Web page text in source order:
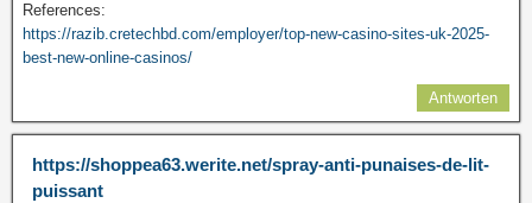
References:
https://razib.cretechbd.com/employer/top-new-casino-sites-uk-2025-
best-new-online-casinos/
Antworten
https://shoppea63.werite.net/spray-anti-punaises-de-lit-
puissant